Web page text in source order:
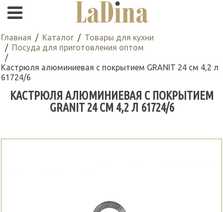
Главная Каталог
Товары для кухни
Посуда для приготовления оптом
Кастрюля алюминиевая с покрытием GRANIT 24 см 4,2 л
61724/6
КАСТРЮЛЯ АЛЮМИНИЕВАЯ С ПОКРЫТИЕМ
GRANIT 24 СМ 4,2 Л 61724/6